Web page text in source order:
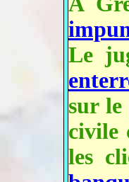
Le
sur
civile
les